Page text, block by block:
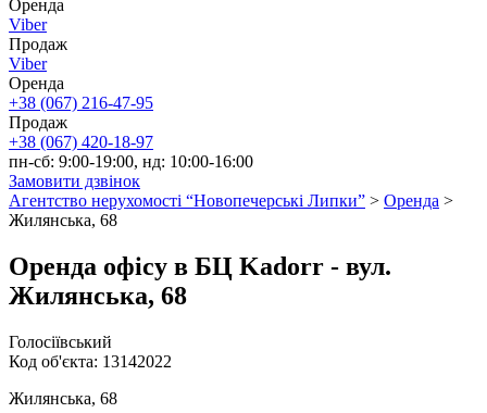
Оренда
Viber
Продаж
Viber
Оренда
+38 (067) 216-47-95
Продаж
+38 (067) 420-18-97
пн-сб: 9:00-19:00, нд: 10:00-16:00
Замовити дзвінок
Агентство нерухомості “Новопечерські Липки” > Оренда >
Жилянська, 68
Оренда офісу в БЦ Kadorr - вул.
Жилянська, 68
Голосіївський
Код об'єкта: 13142022
Жилянська, 68